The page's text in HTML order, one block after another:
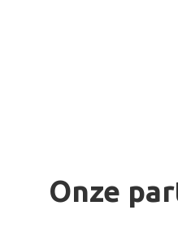
Onze